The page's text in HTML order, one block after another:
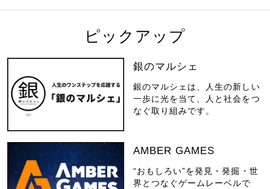
ピックアップ
銀のマルシェ
銀のマルシェは、人生の新しい
一歩に光を当て、人と社会をつ
なぐ取り組みです。
AMBER GAMES
“おもしろい”を発見・発掘・世
界とつなぐゲームレーベルで